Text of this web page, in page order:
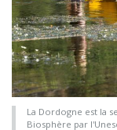
La Dordogne est la
Biosphère par